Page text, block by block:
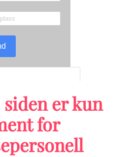
Nå kan
av tre
siden er kun
for